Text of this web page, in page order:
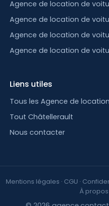
Agence de location de
Agence de location de
Agence de location de
Agence de location de
Liens utiles
Tous les Agence de
Tout Châtellerault
Nous contacter
Mentions légales · CGU ·
À propos